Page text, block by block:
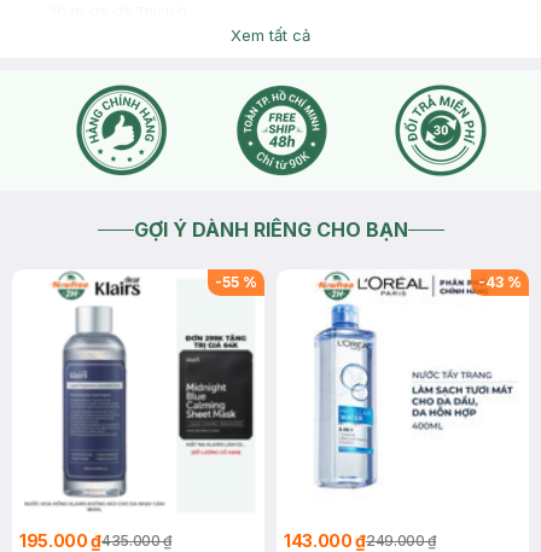
Xem tất cả
GỢI Ý DÀNH RIÊNG CHO BẠN
-55 %
195.000 ₫435.000 ₫
-43 %
143.000 ₫249.000 ₫